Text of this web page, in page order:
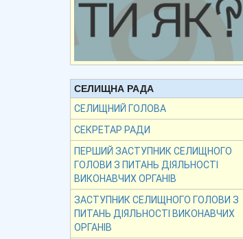
СЕЛИЩНА РАДА
СЕЛИЩНИЙ ГОЛОВА
СЕКРЕТАР РАДИ
ПЕРШИЙ ЗАСТУПНИК СЕЛИЩНОГО
ГОЛОВИ З ПИТАНЬ ДІЯЛЬНОСТІ
ВИКОНАВЧИХ ОРГАНІВ
ЗАСТУПНИК СЕЛИЩНОГО ГОЛОВИ З
ПИТАНЬ ДІЯЛЬНОСТІ ВИКОНАВЧИХ
ОРГАНІВ